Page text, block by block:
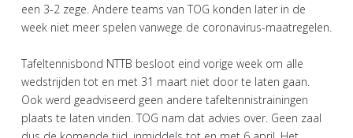
een 3-2 zege. Andere teams van TOG konden later in de
week niet meer spelen vanwege de coronavirus-maatregelen.
Tafeltennisbond NTTB besloot eind vorige week om alle
wedstrijden tot en met 31 maart niet door te laten gaan.
Ook werd geadviseerd geen andere tafeltennistrainingen
plaats te laten vinden. TOG nam dat advies over. Geen zaal